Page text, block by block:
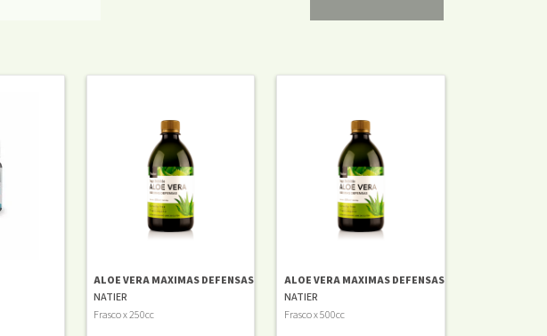
ALOE VERA MAXIMAS DEFENSAS
NATIER
Frasco x 250cc
ALOE VERA MAXIMAS DEFENSAS
NATIER
Frasco x 500cc